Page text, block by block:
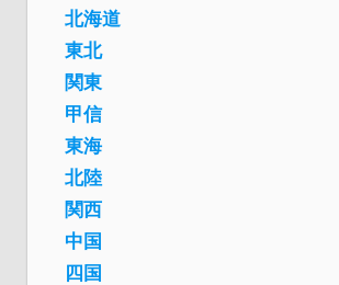
北海道
東北
関東
甲信
東海
北陸
関西
中国
四国